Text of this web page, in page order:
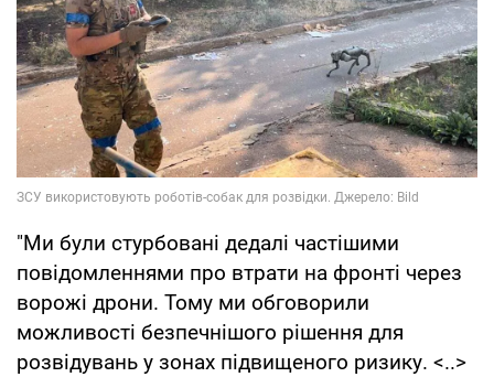
"Ми були стурбовані дедалі частішими
повідомленнями про втрати на фронті через
ворожі дрони. Тому ми обговорили
можливості безпечнішого рішення для
розвідувань у зонах підвищеного ризику. <..>